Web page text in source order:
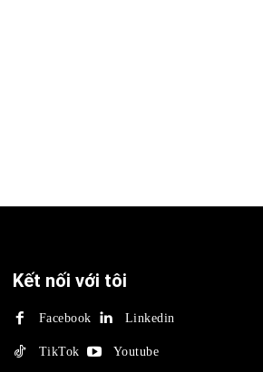
Kết nối với tôi
Facebook Linkedin
TikTok Youtube